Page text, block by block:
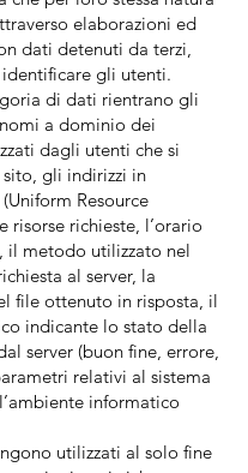
elaborazioni ed
dati detenuti da terzi,
gli utenti.
di dati rientrano gli
a dominio dei
dagli utenti che si
gli indirizzi in
Resource
risorse richieste, l’orario
il metodo utilizzato nel
al server, la
file ottenuto in risposta, il
indicante lo stato della
server (buon fine, errore,
relativi al sistema
informatico
utilizzati al solo fine